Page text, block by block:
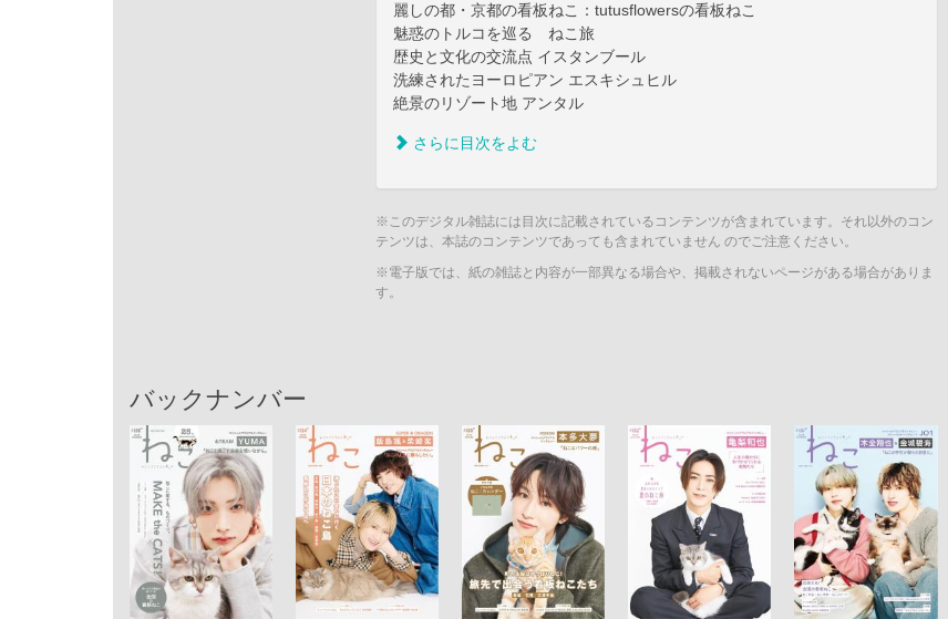
麗しの都・京都の看板ねこ：tutusflowersの看板ねこ
魅惑のトルコを巡る ねこ旅
歴史と文化の交流点 イスタンブール
洗練されたヨーロピアン エスキシュヒル
絶景のリゾート地 アンタル
さらに目次をよむ
※このデジタル雑誌には目次に記載されているコンテンツが含まれています。それ以外のコン
テンツは、本誌のコンテンツであっても含まれていません のでご注意ください。
※電子版では、紙の雑誌と内容が一部異なる場合や、掲載されないページがある場合がありま
す。
バックナンバー